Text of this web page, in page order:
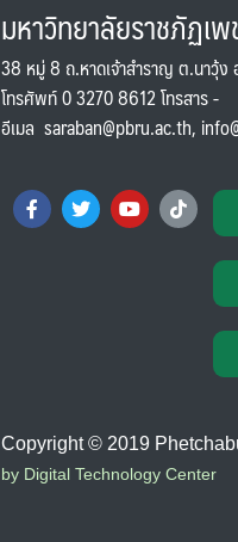
มหาวิทยาลัยราชภัฏเ
38 หมู่ 8 ถ.หาดเจ้าสำราญ ต.นาวุ้ง
โทรศัพท์ 0 3270 8612 โทรสาร -
อีเมล saraban@pbru.ac.th,
Copyright © 2019
by Digital Technology Center